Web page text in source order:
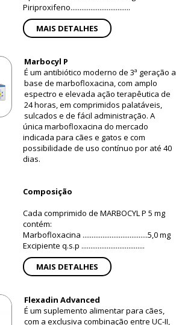
Piriproxifeno.................................
MAIS DETALHES
Marbocyl P
É um antibiótico moderno de 3ª geração a
base de marbofloxacina, com amplo
espectro e elevada ação terapêutica de
24 horas, em comprimidos palatáveis,
sulcados e de fácil administração. A
única marbofloxacina do mercado
indicada para cães e gatos e com
possibilidade de uso contínuo por até 40
dias.
Composição
Cada comprimido de MARBOCYL P 5 mg
contém:
Marbofloxacina ....................................5,0 mg
Excipiente q.s.p ...................................
MAIS DETALHES
Flexadin Advanced
É um suplemento alimentar para cães,
com a exclusiva combinação entre UC-II,